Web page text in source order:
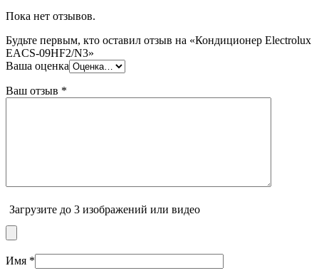
Пока нет отзывов.
Будьте первым, кто оставил отзыв на «Кондиционер Electrolux
EACS-09HF2/N3»
Ваша оценка
Ваш отзыв *
Загрузите до 3 изображений или видео
Имя *